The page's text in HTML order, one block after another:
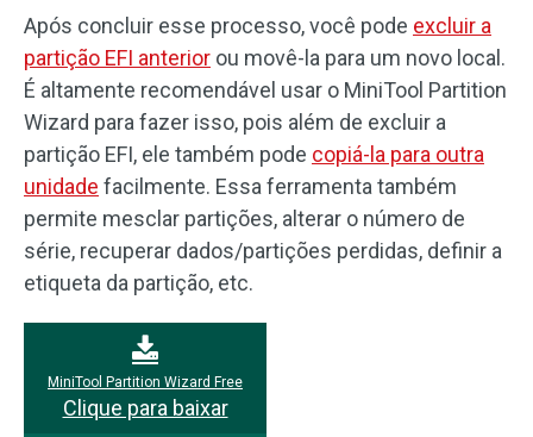
Após concluir esse processo, você pode excluir a
partição EFI anterior ou movê-la para um novo local.
É altamente recomendável usar o MiniTool Partition
Wizard para fazer isso, pois além de excluir a
partição EFI, ele também pode copiá-la para outra
unidade facilmente. Essa ferramenta também
permite mesclar partições, alterar o número de
série, recuperar dados/partições perdidas, definir a
etiqueta da partição, etc.
MiniTool Partition Wizard Free
Clique para baixar